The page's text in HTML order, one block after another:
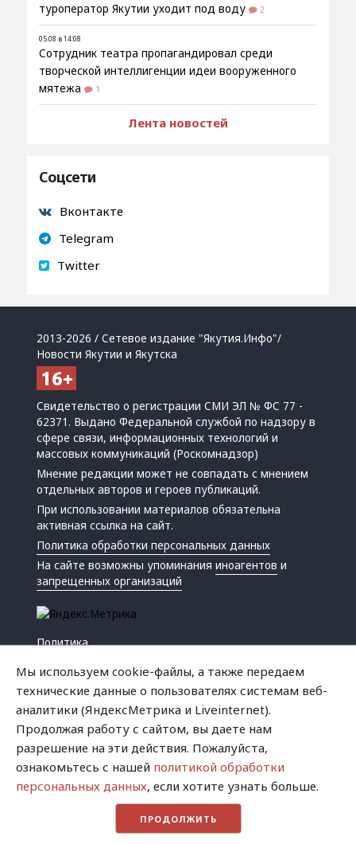
туроператор Якутии уходит под воду
2
05.08 в 14:08
Сотрудник театра пропагандировал среди
творческой интеллигенции идеи вооруженного
мятежа
1
Лента новостей
Соцсети
Вконтакте
Telegram
Twitter
2013-2026 / Сетевое издание "Якутия.Инфо"/
Новости Якутии и Якутска
Свидетельство о регистрации СМИ ЭЛ № ФС 77 -
62371. Выдано Федеральной службой по надзору в
сфере связи, информационных технологий и
массовых коммуникаций (Роскомнадзор)
Мнение редакции может не совпадать с мнением
отдельных авторов и героев публикаций.
При использовании материалов обязательна
активная ссылка на сайт.
Политика обработки персональных данных
На сайте возможны упоминанияиноагентов и
запрещенных организаций
Политика
Криминал
Успех
Хватит это терпеть
Мы используем cookie-файлы, а также передаем
технические данные о пользователях системам веб-
аналитики (ЯндексМетрика и Liveinternet).
Продолжая работу с сайтом, вы даете нам
разрешение на эти действия. Пожалуйста,
ознакомьтесь с нашей политикой обработки
персональных данных, если хотите узнать больше.
ПРОДОЛЖИТЬ